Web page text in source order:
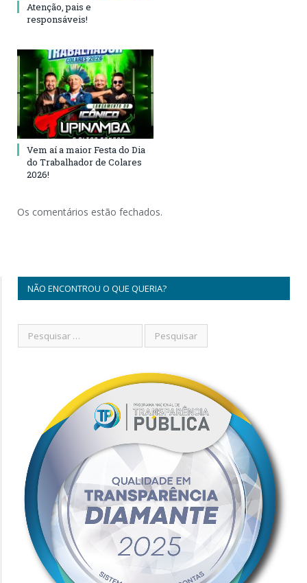
Atenção, pais e
responsáveis!
Vem aí a maior Festa do Dia
do Trabalhador de Colares
2026!
Os comentários estão fechados.
NÃO ENCONTROU O QUE QUERIA?